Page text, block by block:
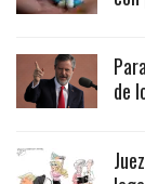
de